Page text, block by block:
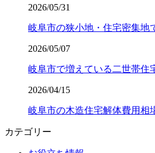
2026/05/31
岐阜市の狭小地・住宅密集地
2026/05/07
岐阜市で増えている二世帯住
2026/04/15
岐阜市の木造住宅解体費用相
カテゴリー